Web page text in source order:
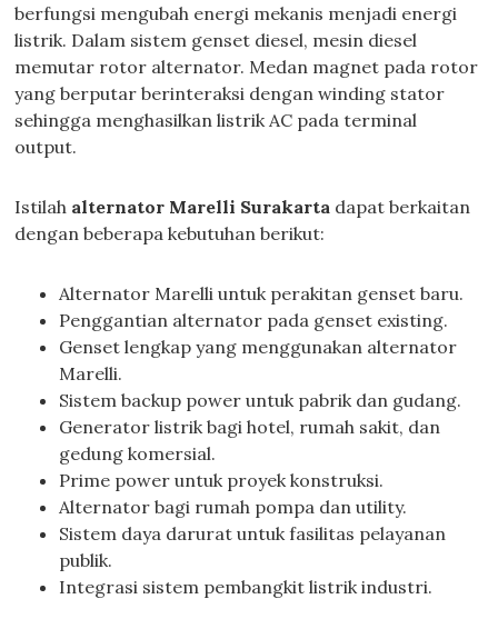
berfungsi mengubah energi mekanis menjadi energi
listrik. Dalam sistem genset diesel, mesin diesel
memutar rotor alternator. Medan magnet pada rotor
yang berputar berinteraksi dengan winding stator
sehingga menghasilkan listrik AC pada terminal
output.
Istilah alternator Marelli Surakarta dapat berkaitan
dengan beberapa kebutuhan berikut:
Alternator Marelli untuk perakitan genset baru.
Penggantian alternator pada genset existing.
Genset lengkap yang menggunakan alternator
Marelli.
Sistem backup power untuk pabrik dan gudang.
Generator listrik bagi hotel, rumah sakit, dan
gedung komersial.
Prime power untuk proyek konstruksi.
Alternator bagi rumah pompa dan utility.
Sistem daya darurat untuk fasilitas pelayanan
publik.
Integrasi sistem pembangkit listrik industri.